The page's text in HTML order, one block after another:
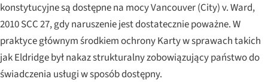
konstytucyjne są dostępne na mocyVancouver (City) v. Ward,
2010 SCC 27, gdy naruszenie jest dostatecznie poważne. W
praktyce głównym środkiem ochrony Karty w sprawach takich
jakEldridgebył nakaz strukturalny zobowiązujący państwo do
świadczenia usługi w sposób dostępny.